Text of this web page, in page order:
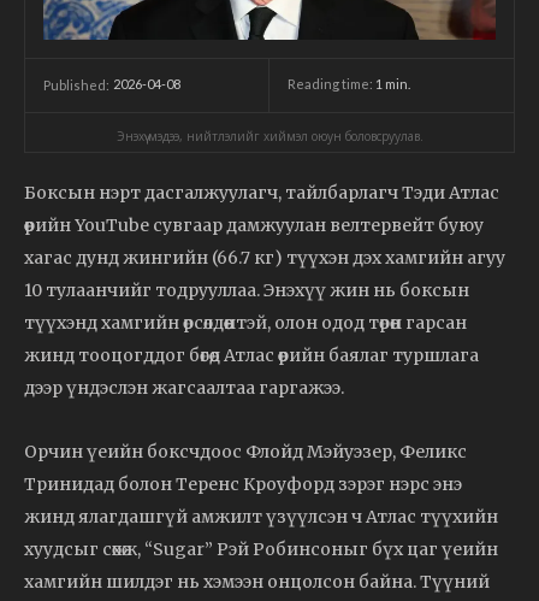
Published: 2026-04-08 Reading time: 1 min.
Энэхүү мэдээ, нийтлэлийг хиймэл оюун боловсруулав.
Боксын нэрт дасгалжуулагч, тайлбарлагч Тэди Атлас
өөрийн YouTube сувгаар дамжуулан велтервейт буюу
хагас дунд жингийн (66.7 кг) түүхэн дэх хамгийн агуу
10 тулаанчийг тодрууллаа. Энэхүү жин нь боксын
түүхэнд хамгийн өрсөлдөөнтэй, олон одод төрөн гарсан
жинд тооцогддог бөгөөд Атлас өөрийн баялаг туршлага
дээр үндэслэн жагсаалтаа гаргажээ.
Орчин үеийн боксчдоос Флойд Мэйуэзер, Феликс
Тринидад болон Теренс Кроуфорд зэрэг нэрс энэ
жинд ялагдашгүй амжилт үзүүлсэн ч Атлас түүхийн
хуудсыг сөхөж, “Sugar” Рэй Робинсоныг бүх цаг үеийн
хамгийн шилдэг нь хэмээн онцолсон байна. Түүний